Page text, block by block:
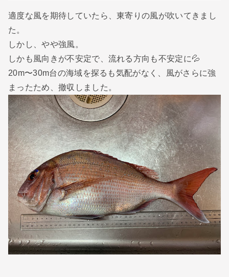
適度な風を期待していたら、東寄りの風が吹いてきまし
た。
しかし、やや強風。
しかも風向きが不安定で、流れる方向も不安定に💦
20m〜30m台の海域を探るも気配がなく、風がさらに強
まったため、撤収しました。